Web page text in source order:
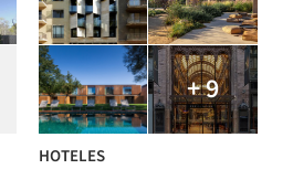
+ 9
HOTELES